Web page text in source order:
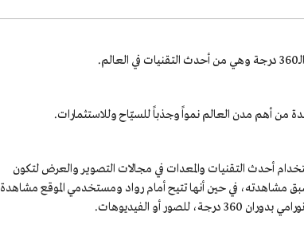
من أهم مدن العالم نمواً وجذباً للسيّاح وللاستثمارات.
محترف صوّر أكثر من 1000 موقع وذلك عبر استخدام أحدث التقنيات والمعدات في مجالات التصوير والعرض لتكون
مشاهدته، في حين أنها تتيح أمام رواد ومستخدمي الموقع مشاهدة
أو الفيديوهات.